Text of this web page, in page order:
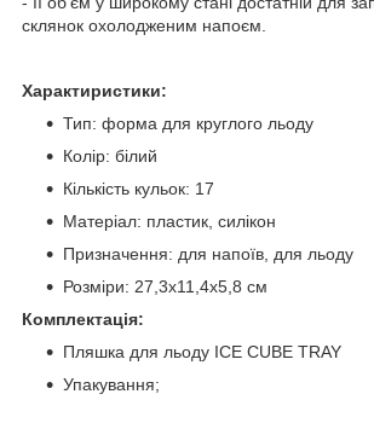
склянок охолодженим напоєм.
Характиристики:
Тип: форма для круглого льоду
Колір: білий
Кількість кульок: 17
Матеріал: пластик, силікон
Призначення: для напоїв, для льоду
Розміри: 27,3x11,4x5,8 см
Комплектація:
Пляшка для льоду ICE CUBE TRAY
Упакування;